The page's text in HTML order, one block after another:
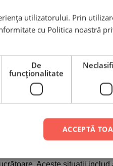
confirmării.
sunt livrate în 48
și va ajunge miercuri.
ajunge luni.
marti și vor ajunge marți/
să nu reușească să
Aceste situații
utilizatorului. Prin
cu Politica noastră
De
funcţionalitate
ACCEPTĂ